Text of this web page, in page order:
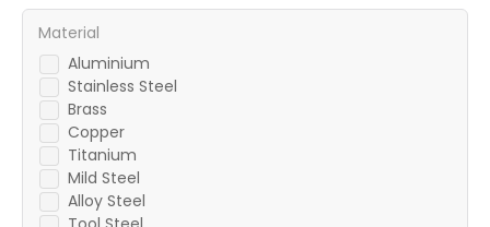
Aluminium
Stainless Steel
Brass
Copper
Titanium
Mild Steel
Alloy Steel
Material